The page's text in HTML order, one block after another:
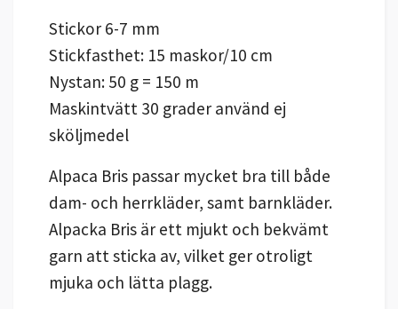
Stickor 6-7 mm
Stickfasthet: 15 maskor/10 cm
Nystan: 50 g = 150 m
Maskintvätt 30 grader använd ej
sköljmedel
Alpaca Bris passar mycket bra till både
dam- och herrkläder, samt barnkläder.
Alpacka Bris är ett mjukt och bekvämt
garn att sticka av, vilket ger otroligt
mjuka och lätta plagg.